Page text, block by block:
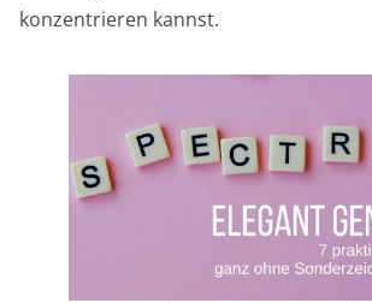
konzentrieren kannst.